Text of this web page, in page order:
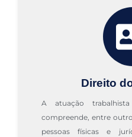
Direito
A atuação
compreende, entre
pessoas físicas e